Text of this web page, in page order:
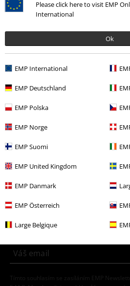
Please click here to visit EMP
International
Ok
EMP International
EMP Deutschland
EMP Polska
EMP Norge
EMP Suomi
EMP United Kingdom
EMP Danmark
EMP Österreich
Large Belgique
Kč 359,00
More categories. More options.
Výprodej % Fun zboží
Výprodej % Pro deti Dětské oblečení
Výprodej % Pro deti Oblečení pro
Témata Černé oblečení
Témata Fun Merch Zábavné zboží pro
Získejte 20% slevový poukaz, když se
teď!
E.M.P. Merchandising mbH může